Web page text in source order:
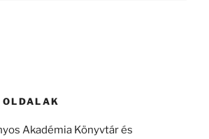
OLDALAK
Akadémia Könyvtár és